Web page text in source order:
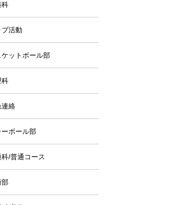
科
ブ活動
ケットボール部
科
連絡
ーボール部
/普通コース
部